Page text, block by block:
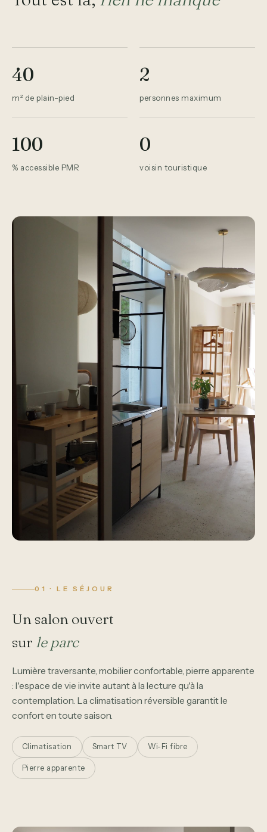
40
m² de plain-pied
2
personnes maximum
100
% accessible PMR
0
voisin touristique
01 · LE SÉJOUR
Un salon ouvert
sur le parc
Lumière traversante, mobilier confortable, pierre apparente
: l'espace de vie invite autant à la lecture qu'à la
contemplation. La climatisation réversible garantit le
confort en toute saison.
Climatisation Smart TV Wi-Fi fibre
Pierre apparente